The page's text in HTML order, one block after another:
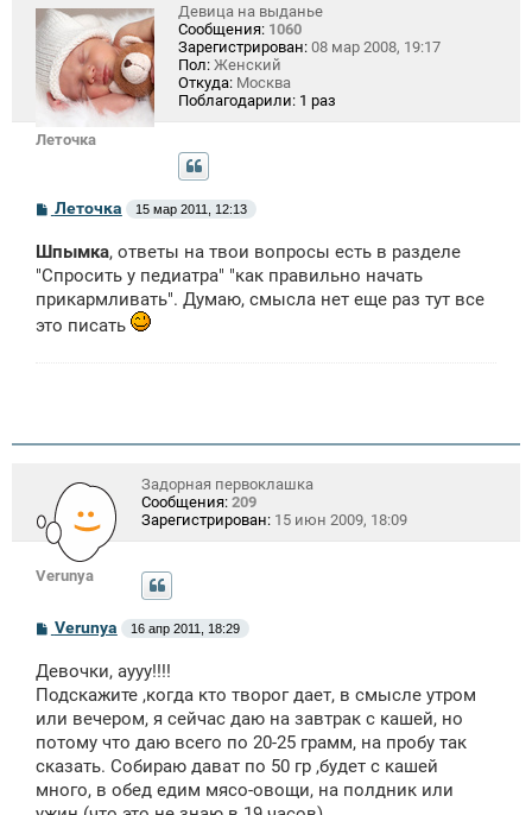
Леточка
Девица на выданье
Сообщения: 1060
Зарегистрирован: 08 мар 2008, 19:17
Пол: Женский
Откуда: Москва
Поблагодарили: 1 раз
С
о
б
щ
н
и
Леточка 15 мар 2011, 12:13
Шпымка, ответы на твои вопросы есть в разделе
"Спросить у педиатра" "как правильно начать
прикармливать". Думаю, смысла нет еще раз тут все
это писать
Verunya
Задорная первоклашка
Сообщения: 209
Зарегистрирован: 15 июн 2009, 18:09
С
б
щ
н
и
Verunya 16 апр 2011, 18:29
Девочки, аууу!!!!
Подскажите ,когда кто творог дает, в смысле утром
или вечером, я сейчас даю на завтрак с кашей, но
потому что даю всего по 20-25 грамм, на пробу так
сказать. Собираю дават по 50 гр ,будет с кашей
много, в обед едим мясо-овощи, на полдник или